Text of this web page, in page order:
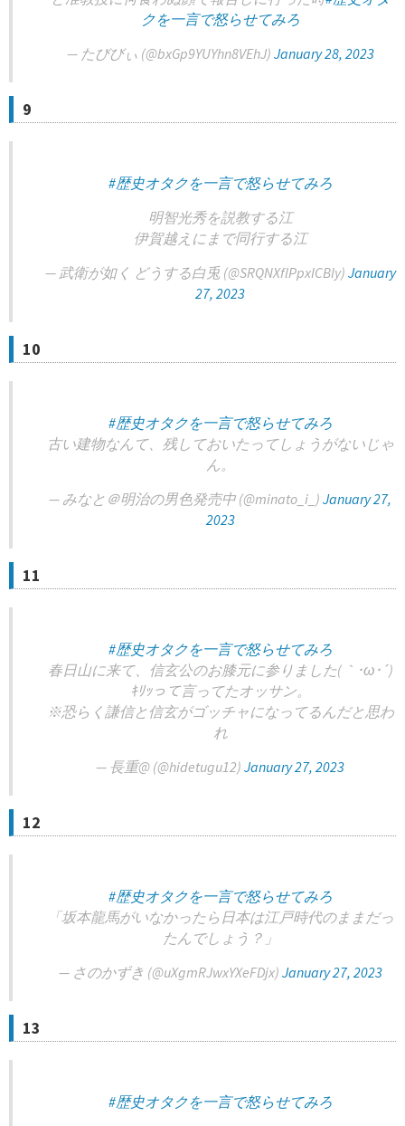
クを一言で怒らせてみろ
— たびびぃ (@bxGp9YUYhn8VEhJ) January 28, 2023
9
#歴史オタクを一言で怒らせてみろ
明智光秀を説教する江
伊賀越えにまで同行する江
— 武衛が如く どうする白兎 (@SRQNXflPpxICBIy) January
27, 2023
10
#歴史オタクを一言で怒らせてみろ
古い建物なんて、残しておいたってしょうがないじゃ
ん。
— みなと＠明治の男色発売中 (@minato_i_) January 27,
2023
11
#歴史オタクを一言で怒らせてみろ
春日山に来て、信玄公のお膝元に参りました(｀･ω･´)
ｷﾘｯって言ってたオッサン。
※恐らく謙信と信玄がゴッチャになってるんだと思わ
れ
— 長重@ (@hidetugu12) January 27, 2023
12
#歴史オタクを一言で怒らせてみろ
「坂本龍馬がいなかったら日本は江戸時代のままだっ
たんでしょう？」
— さのかずき (@uXgmRJwxYXeFDjx) January 27, 2023
13
#歴史オタクを一言で怒らせてみろ